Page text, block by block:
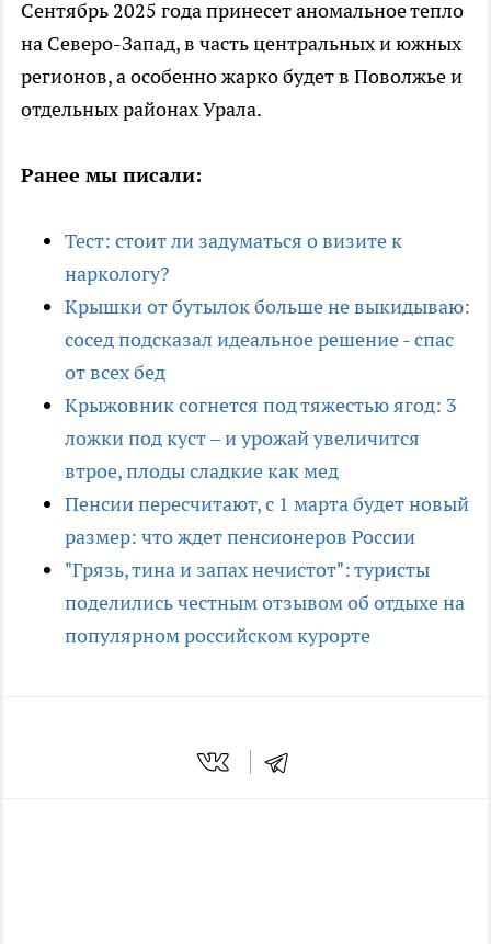
Сентябрь 2025 года принесет аномальное тепло
на Северо-Запад, в часть центральных и южных
регионов, а особенно жарко будет в Поволжье и
отдельных районах Урала.
Ранее мы писали:
Тест: стоит ли задуматься о визите к
наркологу?
Крышки от бутылок больше не выкидываю:
сосед подсказал идеальное решение - спас
от всех бед
Крыжовник согнется под тяжестью ягод: 3
ложки под куст – и урожай увеличится
втрое, плоды сладкие как мед
Пенсии пересчитают, с 1 марта будет новый
размер: что ждет пенсионеров России
"Грязь, тина и запах нечистот": туристы
поделились честным отзывом об отдыхе на
популярном российском курорте